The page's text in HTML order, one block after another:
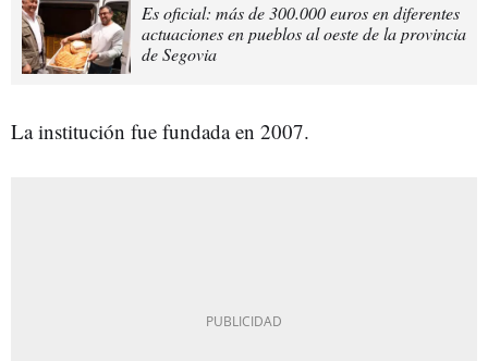
Es oficial: más de 300.000 euros en diferentes
actuaciones en pueblos al oeste de la provincia
de Segovia
La institución fue fundada en 2007.